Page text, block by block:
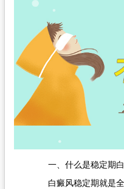
地区医院
在线问诊
一、什么是稳定期白
白癜风稳定期就是全